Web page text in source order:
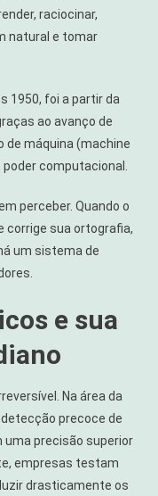
raciocinar,
natural e tomar
1950, foi a partir da
ao avanço de
de máquina (machine
computacional.
perceber. Quando o
corrige sua ortografia,
um sistema de
e sua
Na área da
precoce de
uma precisão superior
empresas testam
drasticamente os